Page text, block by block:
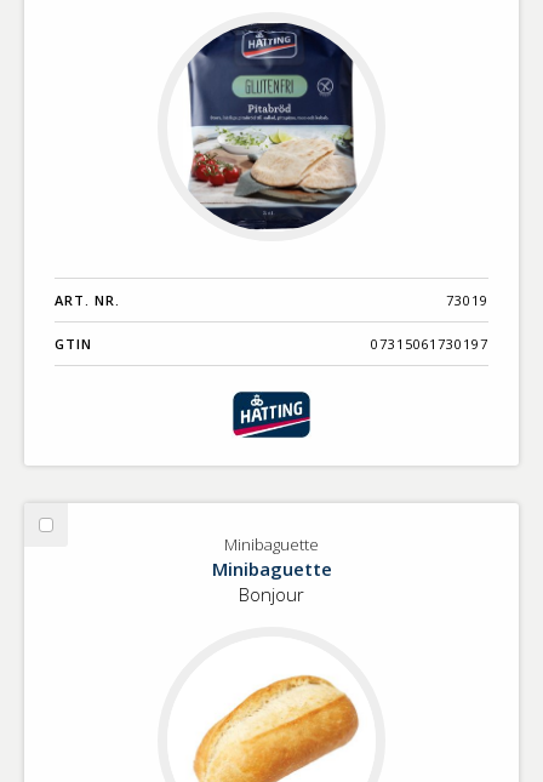
ART. NR. 73019
GTIN 07315061730197
Välj
Minibaguette
Minibaguette
Bonjour